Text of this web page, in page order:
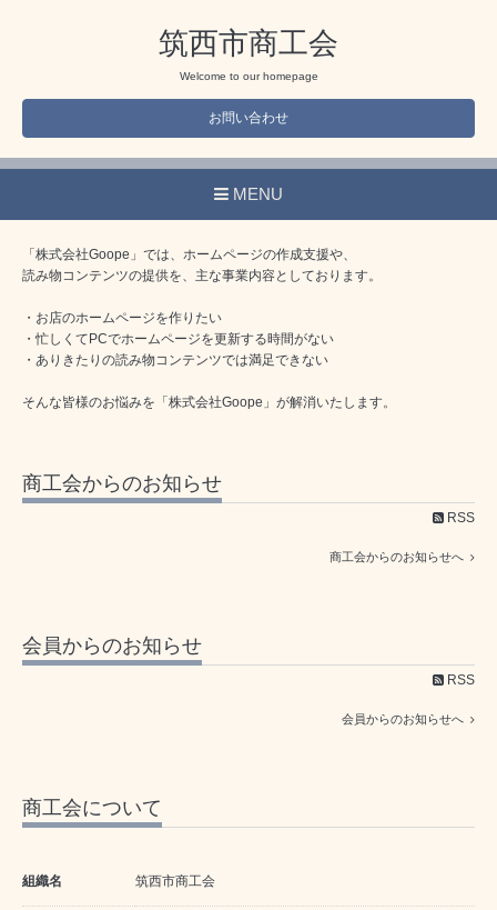
筑西市商工会
Welcome to our homepage
お問い合わせ
MENU
「株式会社Goope」では、ホームページの作成支援や、
読み物コンテンツの提供を、主な事業内容としております。
・お店のホームページを作りたい
・忙しくてPCでホームページを更新する時間がない
・ありきたりの読み物コンテンツでは満足できない
そんな皆様のお悩みを「株式会社Goope」が解消いたします。
商工会からのお知らせ
RSS
商工会からのお知らせへ
会員からのお知らせ
RSS
会員からのお知らせへ
商工会について
組織名 筑西市商工会